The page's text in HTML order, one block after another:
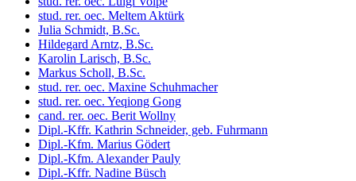
stud. rer. oec. Meltem Aktürk
Julia Schmidt, B.Sc.
Hildegard Arntz, B.Sc.
Karolin Larisch, B.Sc.
Markus Scholl, B.Sc.
stud. rer. oec. Maxine Schuhmacher
stud. rer. oec. Yeqiong Gong
cand. rer. oec. Berit Wollny
Dipl.-Kffr. Kathrin Schneider, geb. Fuhrmann
Dipl.-Kfm. Marius Gödert
Dipl.-Kfm. Alexander Pauly
Dipl.-Kffr. Nadine Büsch